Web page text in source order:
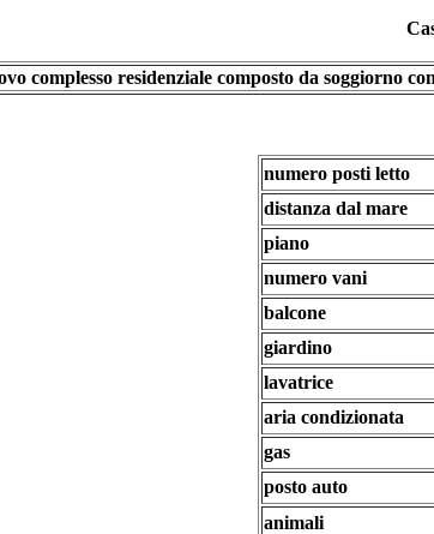
complesso residenziale composto da soggiorno
numero posti letto
distanza dal mare
piano
numero vani
balcone
giardino
lavatrice
aria condizionata
gas
posto auto
animali